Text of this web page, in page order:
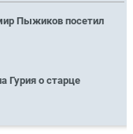
Пыжиков посетил
Гурия о старце